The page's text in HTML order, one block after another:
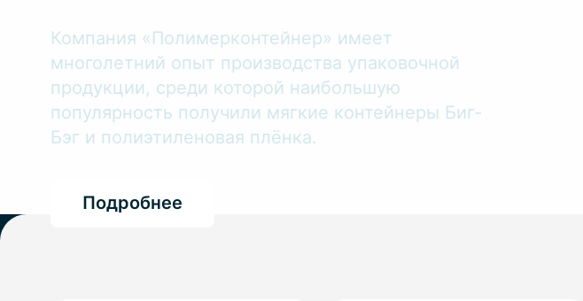
Компания «Полимерконтейнер» имеет
многолетний опыт производства упаковочной
продукции, среди которой наибольшую
популярность получили мягкие контейнеры Биг-
Бэг и полиэтиленовая плёнка.
Подробнее